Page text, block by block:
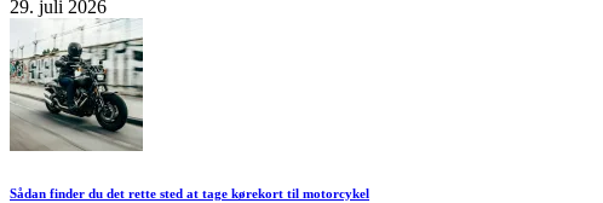
29. juli 2026
Sådan finder du det rette sted at tage kørekort til motorcykel